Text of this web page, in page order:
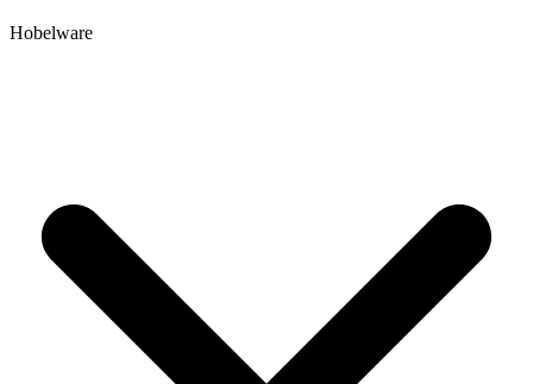
Hobelware